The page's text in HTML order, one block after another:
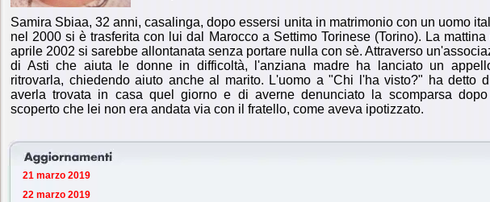
Samira Sbiaa, 32 anni, casalinga, dopo essersi unita in matrimonio con un uomo
nel 2000 si è trasferita con lui dal Marocco a Settimo Torinese (Torino). La mattina
aprile 2002 si sarebbe allontanata senza portare nulla con sè. Attraverso
di Asti che aiuta le donne in difficoltà, l'anziana madre ha lanciato un
ritrovarla, chiedendo aiuto anche al marito. L'uomo a "Chi l'ha visto?" ha detto
averla trovata in casa quel giorno e di averne denunciato la scomparsa
scoperto che lei non era andata via con il fratello, come aveva ipotizzato.
21 marzo 2019
22 marzo 2019